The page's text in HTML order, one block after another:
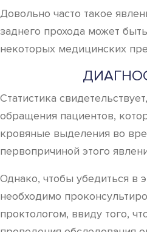
Довольно часто такое
заднего прохода может
некоторых медицинских
Статистика
обращения пациентов,
кровяные выделения во
первопричиной этого
Однако, чтобы убедиться в
необходимо
проктологом, ввиду того,